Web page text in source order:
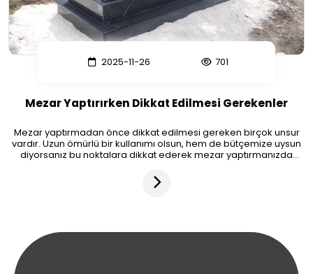
2025-11-26 701
Mezar Yaptırırken Dikkat Edilmesi Gerekenler
Mezar yaptırmadan önce dikkat edilmesi gereken birçok unsur
vardır. Uzun ömürlü bir kullanımı olsun, hem de bütçemize uysun
diyorsanız bu noktalara dikkat ederek mezar yaptırmanızda